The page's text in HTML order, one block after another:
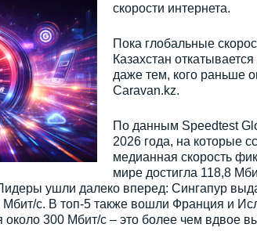
скорости интернета.
Пока глобальные
Казахстан
даже тем, кого раньше
Caravan.kz.
По данным Speedtest
2026 года, на которые
медианная скорость
мире достигла 118,8
ушли далеко вперед: Сингапур
Мбит/с. В топ-5 также вошли Франция и
около 300 Мбит/с – это более чем вдвое